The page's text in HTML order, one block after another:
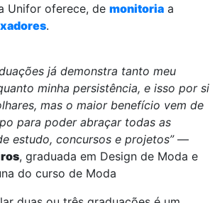
Unifor oferece, de monitoria a
.
já demonstra tanto meu
minha persistência, e isso por si
mas o maior benefício vem de
para poder abraçar todas as
estudo, concursos e projetos”—
, graduada em Design de Moda e
do curso de Moda